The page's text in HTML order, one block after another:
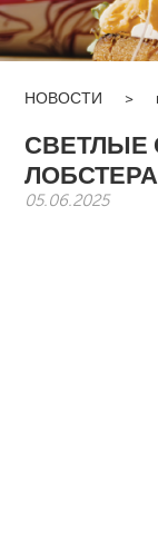
НОВОСТИ >
СВЕТЛЫЕ
ЛОБСТЕРА
05.06.2025